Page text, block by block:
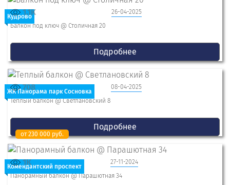
Кудрово
26-04-2025
1.1K
Балкон под ключ @ Столичная 20
Подробнее
ЖК Панорама парк Сосновка
08-04-2025
708
Теплый балкон @ Светлановский 8
Подробнее
Комендантский проспект
от 230 000 руб.
27-11-2024
1K
Панорамный балкон @ Парашютная 34